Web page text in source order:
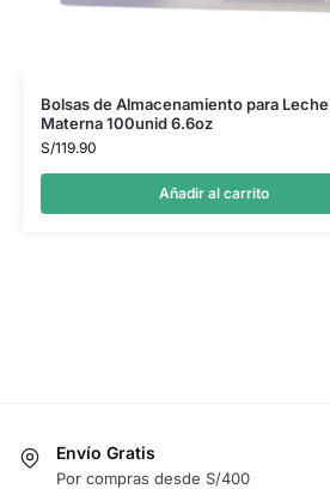
Bolsas de Almacenamiento para Leche
Materna 100unid 6.6oz
S/119.90
Añadir al carrito
Envío Gratis
Por compras desde S/400